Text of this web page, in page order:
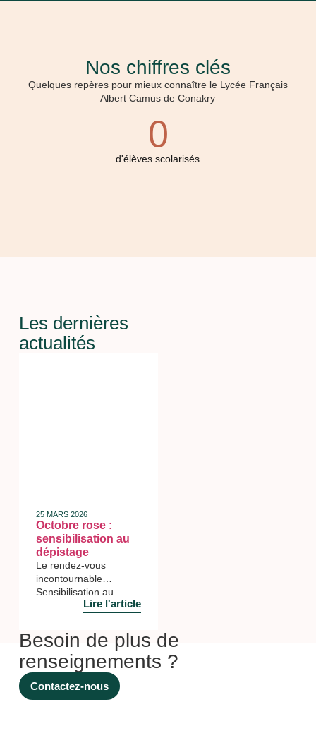
Nos chiffres clés
Quelques repères pour mieux connaître le Lycée Français
Albert Camus de Conakry
d'élèves scolarisés
0
Les dernières
actualités
25 MARS 2026
Octobre rose :
sensibilisation au
dépistage
Le rendez-vous
incontournable
Sensibilisation au
dépistage Ce jeudi 9
Camus participé à la
campagne de
sensibilisation au
dépistage du cancer du
sein pour soutenir cet
évènement planétaire.
Lire l'article
Besoin de plus de
renseignements ?
Contactez-nous